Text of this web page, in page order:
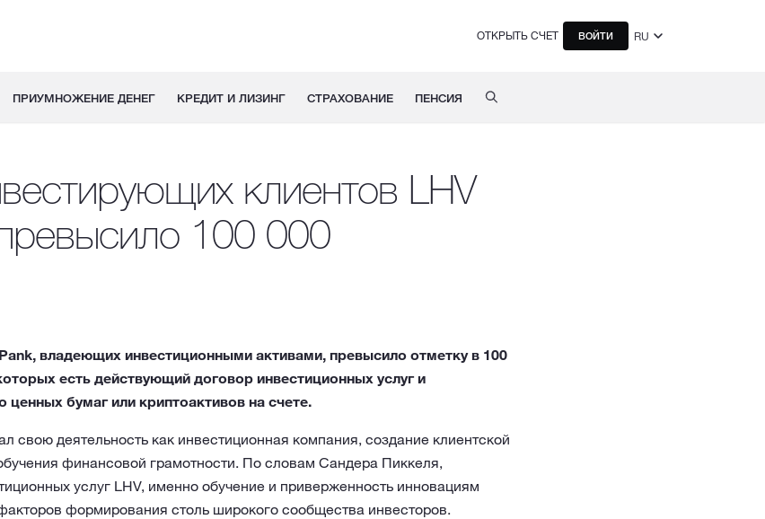
ОТКРЫТЬ СЧЕТ ВОЙТИ RU
ПРИУМНОЖЕНИЕ ДЕНЕГ КРЕДИТ И ЛИЗИНГ СТРАХОВАНИЕ ПЕНСИЯ
клиентов LHV
100 000
владеющих инвестиционными активами, превысило отметку в 100
есть действующий договор инвестиционных услуг и
ценных бумаг или криптоактивов на счете.
свою деятельность как инвестиционная компания, создание клиентской
финансовой грамотности. По словам Сандера Пиккеля,
услуг LHV, именно обучение и приверженность инновациям
формирования столь широкого сообщества инвесторов.